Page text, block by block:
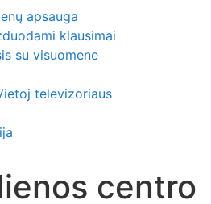
apsauga
klausimai
su visuomene
televizoriaus
centro